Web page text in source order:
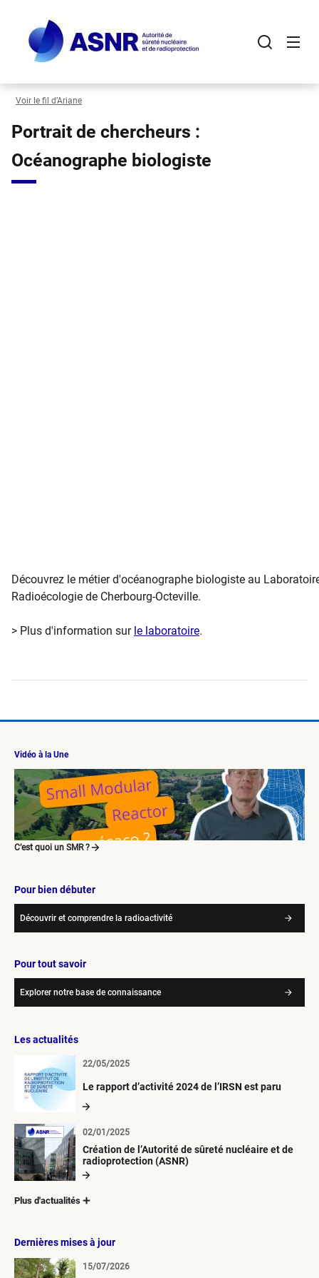
contenu
principal
Voir le fil d’Ariane
Portrait de chercheurs :
Océanographe biologiste
Découvrez le métier d'océanographe biologiste au
Radioécologie de Cherbourg-Octeville.
> Plus d'information sur le laboratoire.
Vidéo à la Une
C’est quoi un SMR ?
Pour bien débuter
Découvrir et comprendre la radioactivité
Pour tout savoir
Explorer notre base de connaissance
Les actualités
Le rapport d’activité 2024 de l’IRSN est paru
22/05/2025
Création de l’Autorité de sûreté nucléaire et de
radioprotection (ASNR)
02/01/2025
Plus d'actualités
Dernières mises à jour
15/07/2026